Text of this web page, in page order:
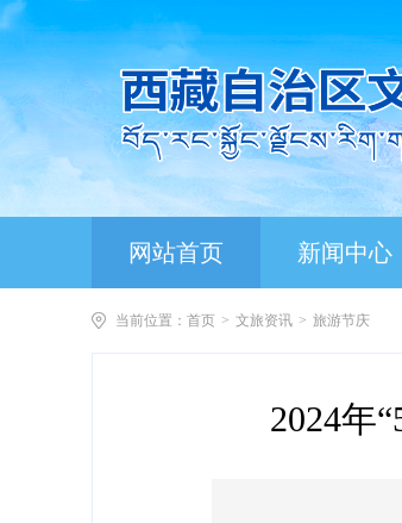
网站首页 新闻中心
当前位置： 首页 > 文旅资讯 > 旅游节庆
2024年